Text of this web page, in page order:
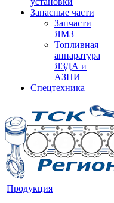
Запасные части
Запчасти
ЯМЗ
Топливная
аппаратура
ЯЗДА и
АЗПИ
Спецтехника
Продукция